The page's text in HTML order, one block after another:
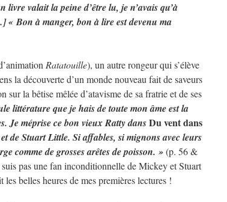
valait la peine d’être lu, je n’avais qu’à
Bon à manger, bon à lire est devenu ma
Ratatouille), un autre rongeur qui s’élève
la découverte d’un monde nouveau fait de saveurs
la bêtise mêlée d’atavisme de sa fratrie et de ses
littérature que je hais de toute mon âme est la
Je méprise ce bon vieux Ratty dansDu vent dans
de Stuart Little. Si affables, si mignons avec leurs
comme de grosses arêtes de poisson. »(p. 56 &
pas une fan inconditionnelle de Mickey et Stuart
belles heures de mes premières lectures !